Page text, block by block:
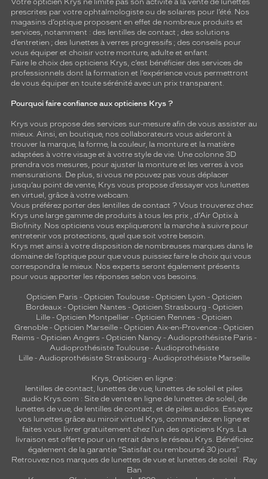
Votre opticien Krys ne limite pas son activité à la vente de lunettes
prescrites par votre ophtalmologiste ou de solaires pour l’été. Nos
magasins d’optique proposent en effet de nombreux produits et
services, notamment : des lentilles de contact ; des solutions
d’entretien ; des lunettes à verres progressifs ; des conseils pour
vous équiper et choisir votre monture, adulte et enfant.
Faire le choix des opticiens Krys, c’est bénéficier des services de
professionnels dont la formation et l’expérience vous permettront
de vous équiper en toute sérénité avec un prix transparent.
Pourquoi faire confiance aux opticiens Krys ?
Krys vous propose des services sur-mesure afin de vous assister au
mieux. Ainsi, en boutique, nos collaborateurs vous aideront à
trouver la marque, la forme, la couleur, la monture et la matière
adaptées à votre visage et à votre style de vie. Une colonne 3D
prendra vos mesures, pour ajuster la monture et les verres à vos
mensurations. De plus, si vous ne pouvez pas vous déplacer
jusqu’au point de vente, Krys vous propose d’essayer vos lunettes
en virtuel, grâce à votre webcam.
Vous préférez porter des lentilles de contact ? Vous trouverez chez
Krys une large gamme de produits à tous les prix , d’Air Optix à
Biofinity. Nos opticiens vous expliqueront la marche à suivre pour
entretenir vos protections, quel que soit votre besoin.
Krys met ainsi à votre disposition de nombreuses marques dans le
domaine de l’optique pour que vous puissiez faire le choix qui vous
correspondra le mieux. Nos experts seront également présents
pour vous apporter les réponses selon vos besoins.
Opticien Paris - Opticien Toulouse- Opticien Lyon - Opticien
Bordeaux- Opticien Nantes - Opticien Strasbourg - Opticien
Lille - Opticien Montpellier - Opticien Rennes - Opticien
Grenoble - Opticien Marseille - Opticien Aix-en-Provence - Opticien
Reims - Opticien Angers - Opticien Nancy - Audioprothésiste Paris -
Audioprothésiste Toulouse- Audioprothésiste
Lille- Audioprothésiste Strasbourg - Audioprothésiste Marseille
Krys, Opticien en ligne :
lentilles de contact, lunettes de vue, lunettes de soleil et piles
audio Krys.com : Site de vente en ligne de lunettes de soleil, de
lunettes de vue, de lentilles de contact, et de piles audios. Essayez
vos lunettes grâce au miroir virtuel Krys, commandez en ligne et
faites vous livrer gratuitement chez l'un des opticiens Krys. La
livraison est offerte pour un retrait dans le réseau Krys. Bénéficiez
également de la garantie "Satisfait ou remboursé 30 jours".
Retrouvez nos marques de lunettes de vue et lunettes de soleil : Ray
Ban